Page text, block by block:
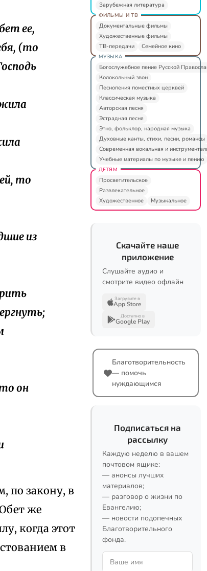
ее,
(то
то
из
он
по закону, в
же
когда этот
в
Зарубежная литература
ФИЛЬМЫ И ТВ
Документальные фильмы
Художественные фильмы
ТВ-передачи
Семейное кино
МУЗЫКА
Богослужебное пение Русской
Колокольный звон
Песнопения поместных церквей
Классическая музыка
Авторская песня
Эстрадная песня
Этно, фольклор, народная музыка
Духовные канты, стихи, песни, романсы
Современная вокальная и
Учебные материалы по музыке и пению
ДЕТЯМ
Просветительское
Развлекательное
Художественное
Музыкальное
Скачайте наше
приложение
Слушайте аудио и
смотрите видео офлайн
Загрузите в
App Store
Доступно в
Google Play
Благотворительность
— помочь
нуждающимся
Подписаться на
рассылку
Каждую неделю в вашем
почтовом ящике:
— анонсы лучших
материалов;
— разговор о жизни по
Евангелию;
— новости подопечных
Благотворительного
фонда.